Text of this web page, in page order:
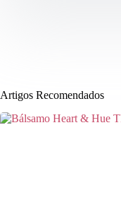
Artigos Recomendados